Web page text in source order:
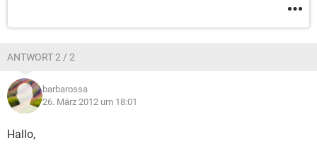
ANTWORT 2 / 2
barbarossa
26. März 2012 um 18:01
Hallo,